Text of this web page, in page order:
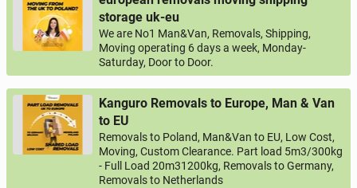
storage uk-eu
We are No1 Man&Van, Removals, Shipping,
Moving operating 6 days a week, Monday-
Saturday, Door to Door.
Kanguro Removals to Europe, Man & Van
to EU
Removals to Poland, Man&Van to EU, Low Cost,
Moving, Custom Clearance. Part load 5m3/300kg
- Full Load 20m31200kg, Removals to Germany,
Removals to Netherlands